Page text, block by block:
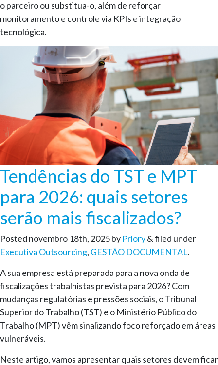
o parceiro ou substitua-o, além de reforçar
monitoramento e controle via KPIs e integração
tecnológica.
Tendências do TST e MPT
para 2026: quais setores
serão mais fiscalizados?
Posted novembro 18th, 2025by Priory&filed under
Executiva Outsourcing, GESTÃO DOCUMENTAL.
A sua empresa está preparada para a nova onda de
fiscalizações trabalhistas prevista para 2026? Com
mudanças regulatórias e pressões sociais, o Tribunal
Superior do Trabalho (TST) e o Ministério Público do
Trabalho (MPT) vêm sinalizando foco reforçado em áreas
vulneráveis.
Neste artigo, vamos apresentar quais setores devem ficar